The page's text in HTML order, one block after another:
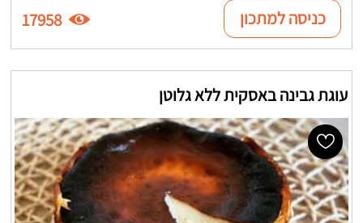
כניסה למתכון 17958
עוגת גבינה באסקית ללא גלוטן